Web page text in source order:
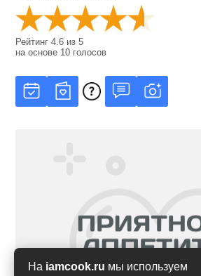
На iamcook.ru мы используем
Рейтинг4.6 из5
на основе 10 голосов